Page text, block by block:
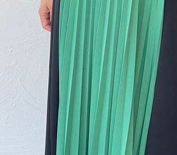
BLOG
LINE_ALBUM_LD_231120_107